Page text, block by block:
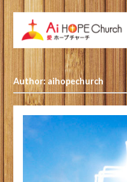
Author: aihopechurch